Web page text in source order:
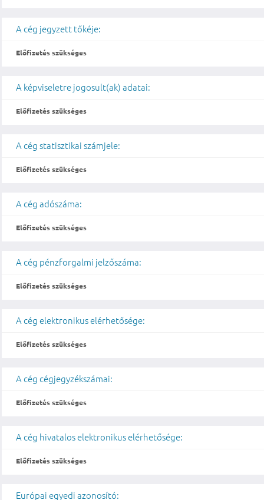
A cég jegyzett tőkéje:
Előfizetés szükséges
A képviseletre jogosult(ak) adatai:
Előfizetés szükséges
A cég statisztikai számjele:
Előfizetés szükséges
A cég adószáma:
Előfizetés szükséges
A cég pénzforgalmi jelzőszáma:
Előfizetés szükséges
A cég elektronikus elérhetősége:
Előfizetés szükséges
A cég cégjegyzékszámai:
Előfizetés szükséges
A cég hivatalos elektronikus elérhetősége:
Előfizetés szükséges
Európai egyedi azonosító: